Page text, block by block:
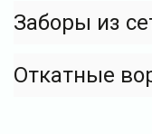
Заборы из
Откатные